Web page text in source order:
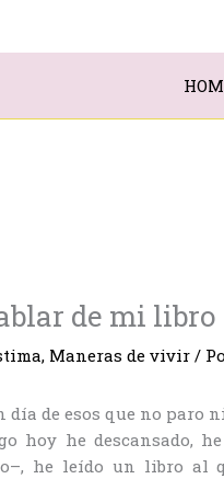
de mi libro
, Maneras de vivir /
día de esos que no
hoy he descansado,
he leído un libro al